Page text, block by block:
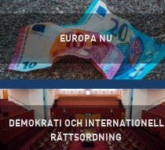
EUROPA NU
DEMOKRATI OCH INTERNATIONELL
RÄTTSORDNING